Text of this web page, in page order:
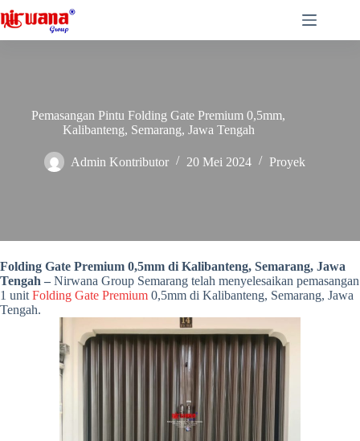
to
Pemasangan Pintu Folding Gate Premium 0,5mm,
Kalibanteng, Semarang, Jawa Tengah
Admin Kontributor 20 Mei 2024 Proyek
Folding Gate Premium 0,5mm di Kalibanteng, Semarang, Jawa
Tengah – Nirwana Group Semarang telah menyelesaikan pemasangan
1 unit Folding Gate Premium 0,5mm di Kalibanteng, Semarang, Jawa
Tengah.